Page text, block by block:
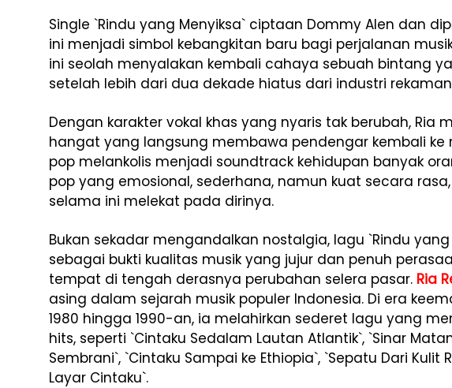
Single `Rindu yang Menyiksa` ciptaan Dommy Alen dan
ini menjadi simbol kebangkitan baru bagi perjalanan
ini seolah menyalakan kembali cahaya sebuah bintang
setelah lebih dari dua dekade hiatus dari industri
Dengan karakter vokal khas yang nyaris tak berubah, Ria
hangat yang langsung membawa pendengar kembali
pop melankolis menjadi soundtrack kehidupan banyak
pop yang emosional, sederhana, namun kuat secara
selama ini melekat pada dirinya.
Bukan sekadar mengandalkan nostalgia, lagu `Rindu
sebagai bukti kualitas musik yang jujur dan penuh
tempat di tengah derasnya perubahan selera pasar. Ria
asing dalam sejarah musik populer Indonesia. Di era
1980 hingga 1990-an, ia melahirkan sederet lagu yang
hits, seperti `Cintaku Sedalam Lautan Atlantik`, `Sinar
Sembrani`, `Cintaku Sampai ke Ethiopia`, `Sepatu Dari Kulit
Layar Cintaku`.